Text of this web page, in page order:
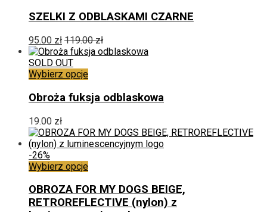
ma
wariantów.
Opcje
wybrać
na
stronie
produktu
SZELKI Z ODBLASKAMI CZARNE
95.00 zł 119.00zł
SOLD OUT
Wybierz opcjeTen
ma
wiele
Opcje
można
na
stronie
produktu
Obroża fuksja odblaskowa
19.00 zł
-26%
Wybierz opcjeTen
ma
wiele
OBROZA FOR MY DOGS BEIGE,
RETROREFLECTIVE (nylon) z